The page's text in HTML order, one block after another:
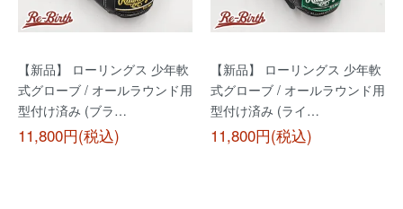
【新品】 ローリングス 少年軟
式グローブ / オールラウンド用
型付け済み (ブラ…
11,800円(税込)
【新品】 ローリングス 少年軟
式グローブ / オールラウンド用
型付け済み (ライ…
11,800円(税込)